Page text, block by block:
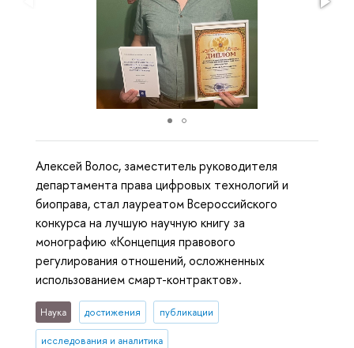
Алексей Волос, заместитель руководителя
департамента права цифровых технологий и
биоправа, стал лауреатом Всероссийского
конкурса на лучшую научную книгу за
монографию «Концепция правового
регулирования отношений, осложненных
использованием смарт-контрактов».
Наука достижения публикации
исследования и аналитика